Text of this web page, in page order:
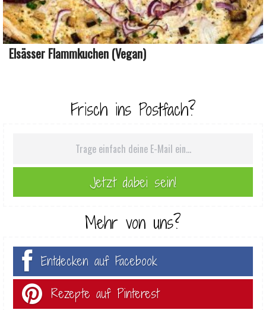
Elsässer Flammkuchen (vegan)
Frisch ins Postfach?
Mehr von uns?
Entdecken auf Facebook
Rezepte auf Pinterest